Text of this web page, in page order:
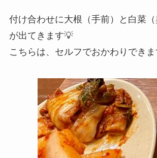
付け合わせに大根（手前）と白菜
が出てきます💡
こちらは、セルフでおかわりできま